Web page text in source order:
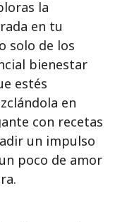
la
en tu
solo de los
bienestar
estés
en
con recetas
un impulso
poco de amor